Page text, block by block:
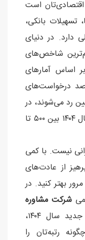
اقتصادی‌تان است
تسهیلات بانکی،
دارد. در دنیای
شاخص‌های
اساس آمارهای
مرکزی، بیش از ۷۰ درصد درخواست‌های
رد می‌شوند، در
حالی که میانگین نمره ایرانیان در سال ۱۴۰۴ بین ۵۰۰ تا
نیست. با کمی
از عادت‌های
بهتر کنید. در
شرکت مشاوره
و مقررات جدید سال ۱۴۰۴،
رتبه‌تان را